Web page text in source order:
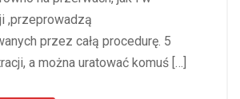
,przeprowadzą
przez całą procedurę. 5
a można uratować komuś […]